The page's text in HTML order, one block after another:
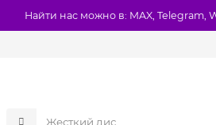
Найти нас можно в: MAX, Telegram,